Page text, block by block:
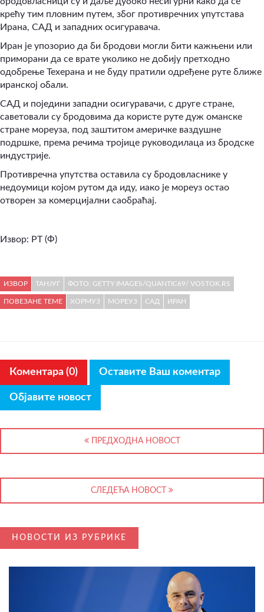
крећу тим пловним путем, због противречних упутстава
Ирана, САД и западних осигуравача.
Иран је упозорио да би бродови могли бити кажњени или
приморани да се врате уколико не добију претходно
одобрење Техерана и не буду пратили одређене руте ближе
иранској обали.
САД и поједини западни осигуравачи, с друге стране,
саветовали су бродовима да користе руте дуж оманске
стране мореуза, под заштитом америчке ваздушне
подршке, према речима тројице руководилаца из бродске
индустрије.
Противречна упутства оставила су бродовласнике у
недоумици којом рутом да иду, иако је мореуз остао
отворен за комерцијални саобраћај.
Извор: РТ (Ф)
ИЗВОР ТАНЈУГ ФОТО: GETTY IMAGES/QUANTIC69/ VOSTOK.RS
ПОВЕЗАНЕ ТЕМЕ ХОРМУЗ МОРЕУЗ САД ИРАН
Коментара (0) Оставите Ваш коментар
Објавите новост
ПРЕДХОДНА НОВОСТ
СЛЕДЕЋА НОВОСТ
НОВОСТИ ИЗ РУБРИКЕ